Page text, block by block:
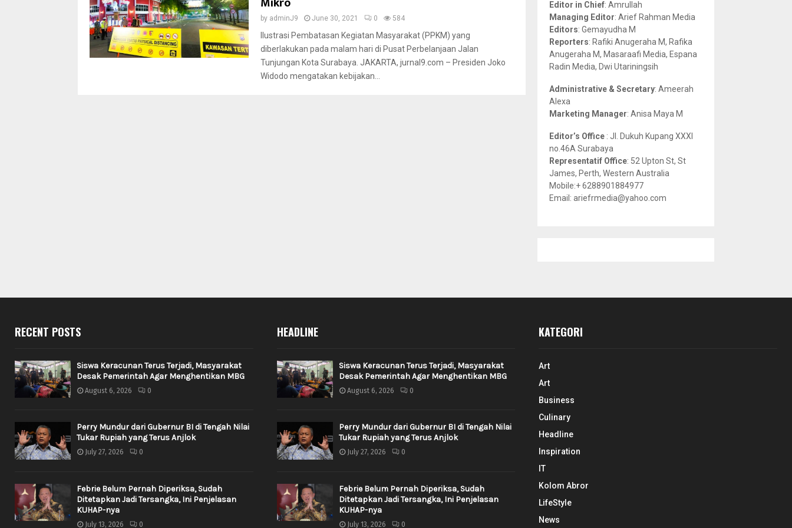
by adminJ9 June 30, 2021 0 584
Ilustrasi Pembatasan Kegiatan Masyarakat (PPKM) yang
diberlakukan pada malam hari di Pusat Perbelanjaan Jalan
Tunjungan Kota Surabaya. JAKARTA, jurnal9.com – Presiden Joko
Widodo mengatakan kebijakan...
r
:
R
H
Editor in Chief: Amrullah
Managing Editor: Arief Rahman Media
Editors: Gemayudha M
Reporters: Rafiki Anugeraha M, Rafika
Anugeraha M, Masaraafi Media, Espana
Radin Media, Dwi Utariningsih
Administrative & Secretary: Ameerah
Alexa
Marketing Manager: Anisa Maya M
Editor’s Office : Jl. Dukuh Kupang XXXI
no.46A Surabaya
Representatif Office: 52 Upton St, St
James, Perth, Western Australia
Mobile:+ 6288901884977
Email: ariefrmedia@yahoo.com
RECENT POSTS
Siswa Keracunan Terus Terjadi, Masyarakat
Desak Pemerintah Agar Menghentikan MBG
August 6, 2026 0
Perry Mundur dari Gubernur BI di Tengah Nilai
Tukar Rupiah yang Terus Anjlok
July 27, 2026 0
Febrie Belum Pernah Diperiksa, Sudah
Ditetapkan Jadi Tersangka, Ini Penjelasan
KUHAP-nya
July 13, 2026 0
HEADLINE
Siswa Keracunan Terus Terjadi, Masyarakat
Desak Pemerintah Agar Menghentikan MBG
August 6, 2026 0
Perry Mundur dari Gubernur BI di Tengah Nilai
Tukar Rupiah yang Terus Anjlok
July 27, 2026 0
Febrie Belum Pernah Diperiksa, Sudah
Ditetapkan Jadi Tersangka, Ini Penjelasan
KUHAP-nya
July 13, 2026 0
KATEGORI
Art
Art
Business
Culinary
Headline
Inspiration
IT
Kolom Abror
LifeStyle
News